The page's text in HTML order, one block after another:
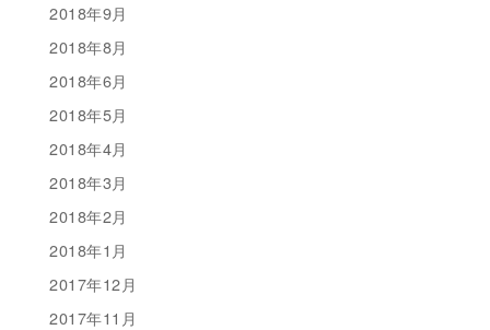
2018年9月
2018年8月
2018年6月
2018年5月
2018年4月
2018年3月
2018年2月
2018年1月
2017年12月
2017年11月